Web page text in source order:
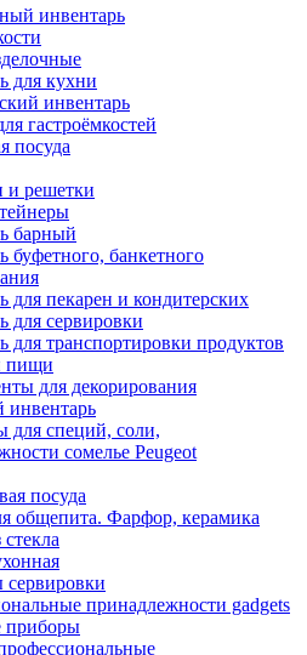
инвентарь
для кухни
инвентарь
гастроёмкостей
посуда
и решетки
барный
буфетного, банкетного
для пекарен и кондитерских
для сервировки
для транспортировки продуктов
пищи
для декорирования
для специй, соли,
сомелье Peugeot
посуда
общепита. Фарфор, керамика
принадлежности gadgets
приборы